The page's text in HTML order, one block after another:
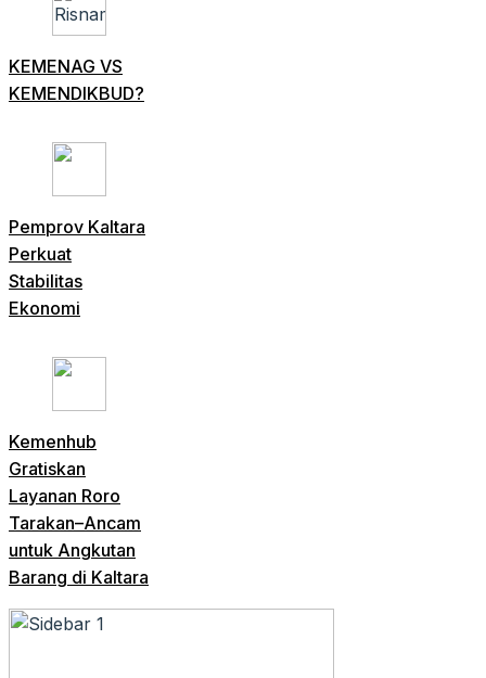
KEMENAG VS
KEMENDIKBUD?
Pemprov Kaltara
Perkuat
Stabilitas
Ekonomi
Kemenhub
Gratiskan
Layanan Roro
Tarakan–Ancam
untuk Angkutan
Barang di Kaltara